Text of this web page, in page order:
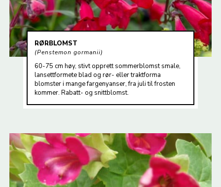
RØRBLOMST
Penstemon gormanii
60-75 cm høy, stivt opprett sommerblomst smale,
lansettformete blad og rør- eller traktforma
blomster i mange fargenyanser, fra juli til frosten
kommer. Rabatt- og snittblomst.